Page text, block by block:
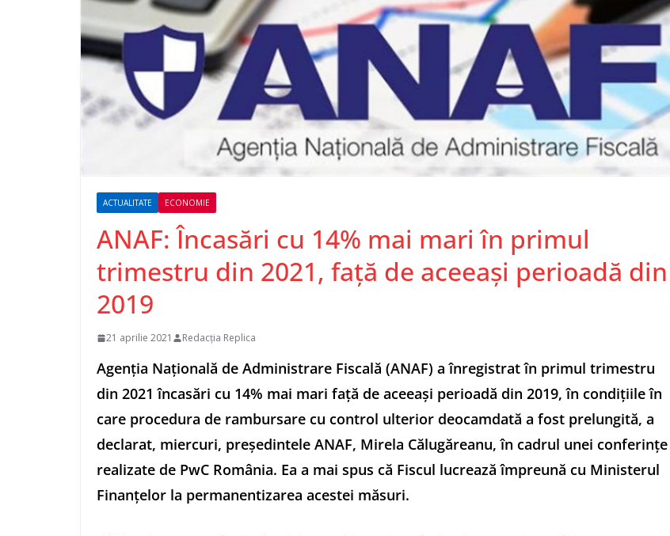
ACTUALITATE ECONOMIE
ANAF: Încasări cu 14% mai mari în primul
trimestru din 2021, faţă de aceeaşi perioadă din
2019
21 aprilie 2021 Redacția Replica
Agenţia Naţională de Administrare Fiscală (ANAF) a înregistrat în primul trimestru
din 2021 încasări cu 14% mai mari faţă de aceeaşi perioadă din 2019, în condiţiile în
care procedura de rambursare cu control ulterior deocamdată a fost prelungită, a
declarat, miercuri, preşedintele ANAF, Mirela Călugăreanu, în cadrul unei conferinţe
realizate de PwC România. Ea a mai spus că Fiscul lucrează împreună cu Ministerul
Finanţelor la permanentizarea acestei măsuri.